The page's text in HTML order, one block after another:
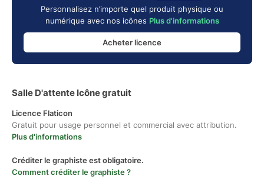
Personnalisez n’importe quel produit physique ou
numérique avec nos icônes Plus d'informations
Acheter licence
Salle D'attente Icône gratuit
Licence Flaticon
Gratuit pour usage personnel et commercial avec attribution.
Plus d'informations
Créditer le graphiste est obligatoire.
Comment créditer le graphiste ?